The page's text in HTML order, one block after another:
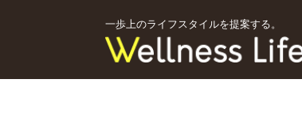
一歩上のライフスタイルを提案する。